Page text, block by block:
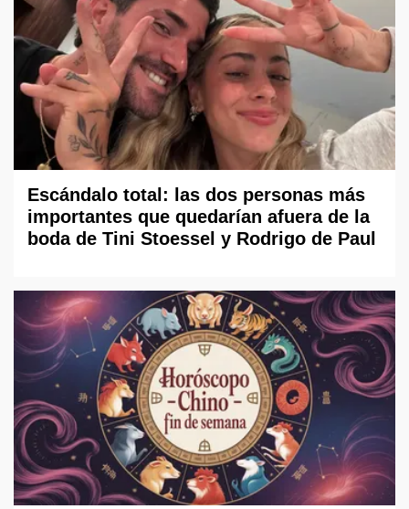
Escándalo total: las dos personas más
importantes que quedarían afuera de la
boda de Tini Stoessel y Rodrigo de Paul